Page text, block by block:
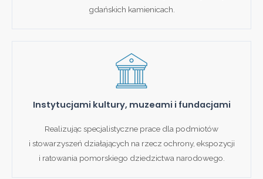
gdańskich kamienicach.
Instytucjami kultury, muzeami i fundacjami
Realizując specjalistyczne prace dla podmiotów
i stowarzyszeń działających na rzecz ochrony, ekspozycji
i ratowania pomorskiego dziedzictwa narodowego.